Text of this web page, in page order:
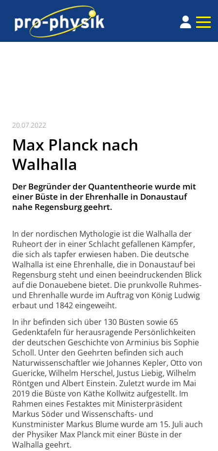
20.07.2022
Max Planck nach
Walhalla
Der Begründer der Quantentheorie wurde mit
einer Büste in der Ehrenhalle in Donaustauf
nahe Regensburg geehrt.
In der nordischen Mythologie ist die Walhalla der
Ruheort der in einer Schlacht gefallenen Kämpfer,
die sich als tapfer erwiesen haben. Die deutsche
Walhalla ist eine Ehrenhalle, die in Donaustauf bei
Regensburg steht und einen beeindruckenden Blick
auf die Donauebene bietet. Die prunkvolle Ruhmes-
und Ehrenhalle wurde im Auftrag von König Ludwig
erbaut und 1842 eingeweiht.
In ihr befinden sich über 130 Büsten sowie 65
Gedenktafeln für herausragende Persönlichkeiten
der deutschen Geschichte von Arminius bis Sophie
Scholl. Unter den Geehrten befinden sich auch
Naturwissenschaftler wie Johannes Kepler, Otto von
Guericke, Wilhelm Herschel, Justus Liebig, Wilhelm
Röntgen und Albert Einstein. Zuletzt wurde im Mai
2019 die Büste von Käthe Kollwitz aufgestellt. Im
Rahmen eines Festaktes mit Ministerpräsident
Markus Söder und Wissenschafts- und
Kunstminister Markus Blume wurde am 15. Juli auch
der Physiker Max Planck mit einer Büste in der
Walhalla geehrt.